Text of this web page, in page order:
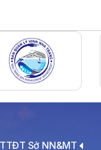
Sở NN&MT